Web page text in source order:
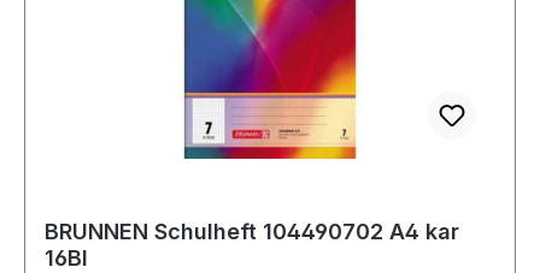
BRUNNEN Schulheft 104490702 A4 kar
16Bl